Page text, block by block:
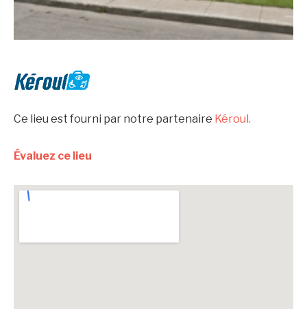
Ce lieu est fourni par notre partenaire Kéroul.
Évaluez ce lieu